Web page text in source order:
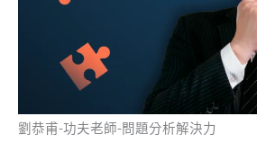
劉恭甫-功夫老師-問題分析解決力